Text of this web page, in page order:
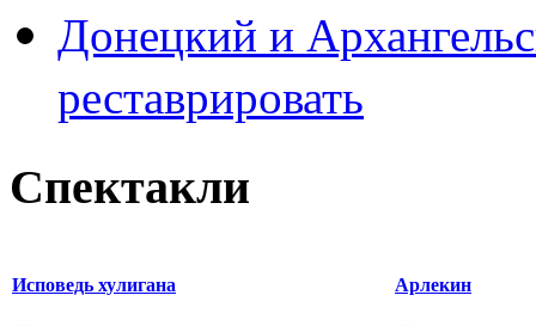
Донецкий и
реставрировать
Спектакли
Исповедь хулигана Арлекин